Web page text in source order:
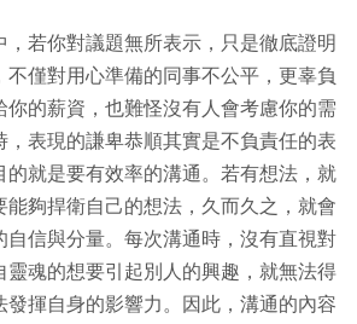
若你對議題無所表示，只是徹底證明
不僅對用心準備的同事不公平，更辜負
你的薪資，也難怪沒有人會考慮你的需
，表現的謙卑恭順其實是不負責任的表
的就是要有效率的溝通。若有想法，就
能夠捍衛自己的想法，久而久之，就會
自信與分量。每次溝通時，沒有直視對
靈魂的想要引起別人的興趣，就無法得
發揮自身的影響力。因此，溝通的內容